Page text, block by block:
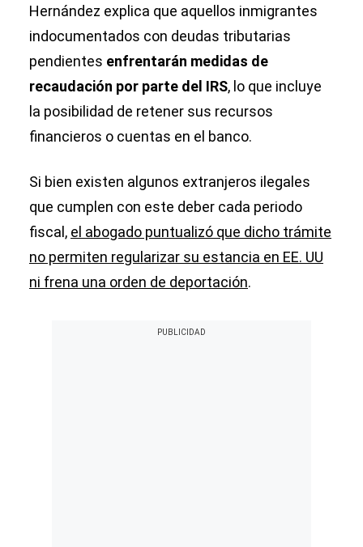
Hernández explica que aquellos inmigrantes
indocumentados con deudas tributarias
pendientes enfrentarán medidas de
recaudación por parte del IRS, lo que incluye
la posibilidad de retener sus recursos
financieros o cuentas en el banco.
Si bien existen algunos extranjeros ilegales
que cumplen con este deber cada periodo
fiscal, el abogado puntualizó que dicho trámite
no permiten regularizar su estancia en EE. UU
ni frena una orden de deportación.